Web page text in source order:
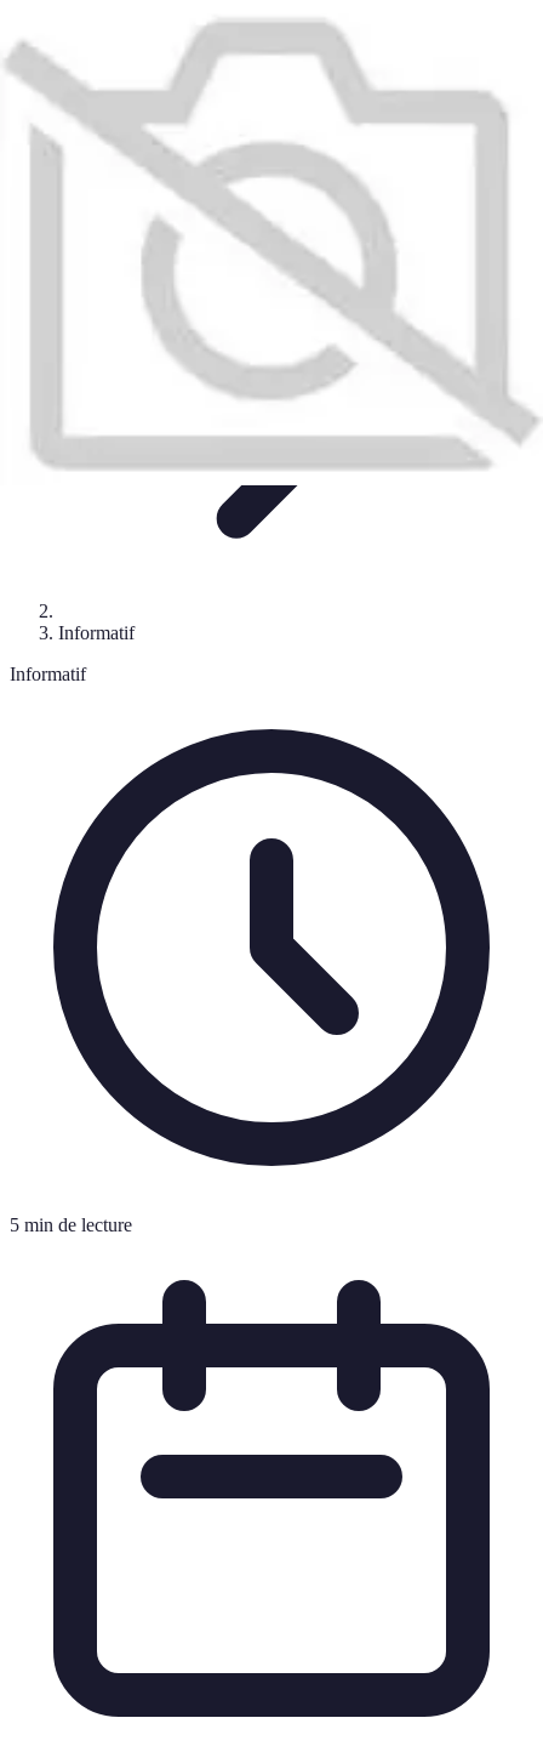
Installation
MaintenanceInnovations en irrigation
Réglages
Entretien et Maintenance
Système Irrigation
Informatif
Informatif
5 min de lecture